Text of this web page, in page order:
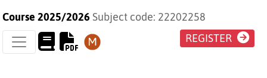
Course 2025/2026 Subject code: 22202258
REGISTER